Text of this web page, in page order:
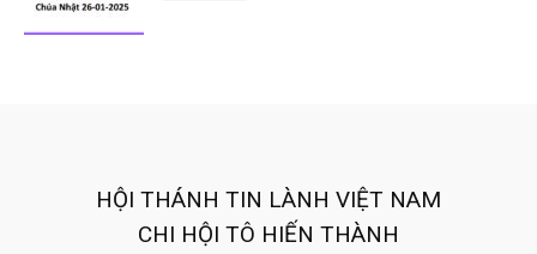
HỘI THÁNH TIN LÀNH VIỆT NAM
CHI HỘI TÔ HIẾN THÀNH